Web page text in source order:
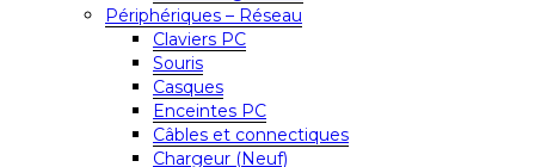
Périphériques – Réseau
Claviers PC
Souris
Casques
Enceintes PC
Câbles et connectiques
Chargeur (Neuf)